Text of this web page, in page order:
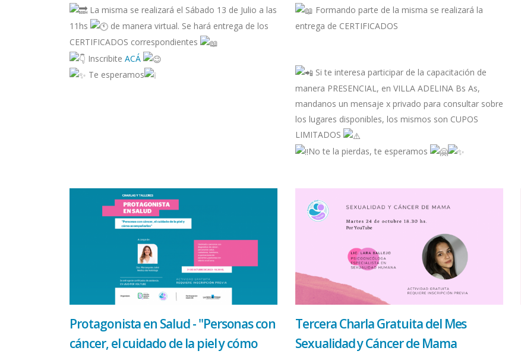
La misma se realizará el Sábado 13 de Julio a las
11hs
de manera virtual. Se hará entrega de los
CERTIFICADOS correspondientes
Inscribite ACÁ
Te esperamos
Formando parte de la misma se realizará la
entrega de CERTIFICADOS
Si te interesa participar de la capacitación de
manera PRESENCIAL, en VILLA ADELINA Bs As,
mandanos un mensaje x privado para consultar sobre
los lugares disponibles, los mismos son CUPOS
LIMITADOS
No te la pierdas, te esperamos
Protagonista en Salud - "Personas con
cáncer, el cuidado de la piel y cómo
Tercera Charla Gratuita del Mes
Sexualidad y Cáncer de Mama